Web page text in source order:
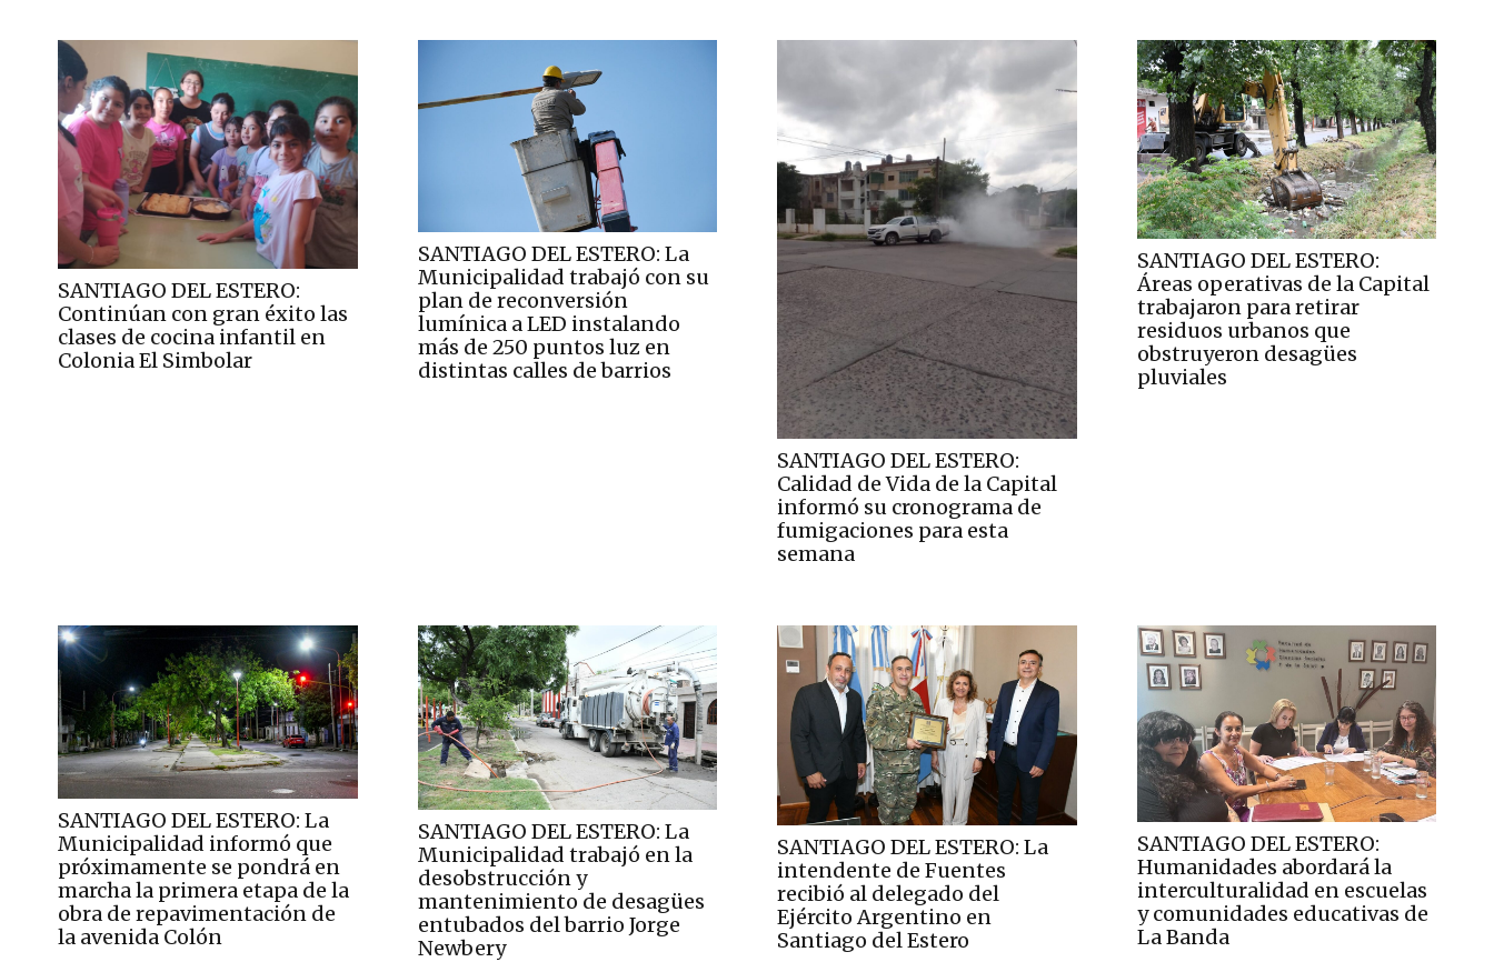
SANTIAGO DEL ESTERO:
Continúan con gran éxito las
clases de cocina infantil en
Colonia El Simbolar
SANTIAGO DEL ESTERO: La
Municipalidad trabajó con su
plan de reconversión
lumínica a LED instalando
más de 250 puntos luz en
distintas calles de barrios
SANTIAGO DEL ESTERO:
Calidad de Vida de la Capital
informó su cronograma de
fumigaciones para esta
semana
SANTIAGO DEL ESTERO:
Áreas operativas de la Capital
trabajaron para retirar
residuos urbanos que
obstruyeron desagües
pluviales
SANTIAGO DEL ESTERO: La
Municipalidad informó que
próximamente se pondrá en
marcha la primera etapa de la
obra de repavimentación de
la avenida Colón
SANTIAGO DEL ESTERO: La
Municipalidad trabajó en la
desobstrucción y
mantenimiento de desagües
entubados del barrio Jorge
Newbery
SANTIAGO DEL ESTERO: La
intendente de Fuentes
recibió al delegado del
Ejército Argentino en
Santiago del Estero
SANTIAGO DEL ESTERO:
Humanidades abordará la
interculturalidad en escuelas
y comunidades educativas de
La Banda